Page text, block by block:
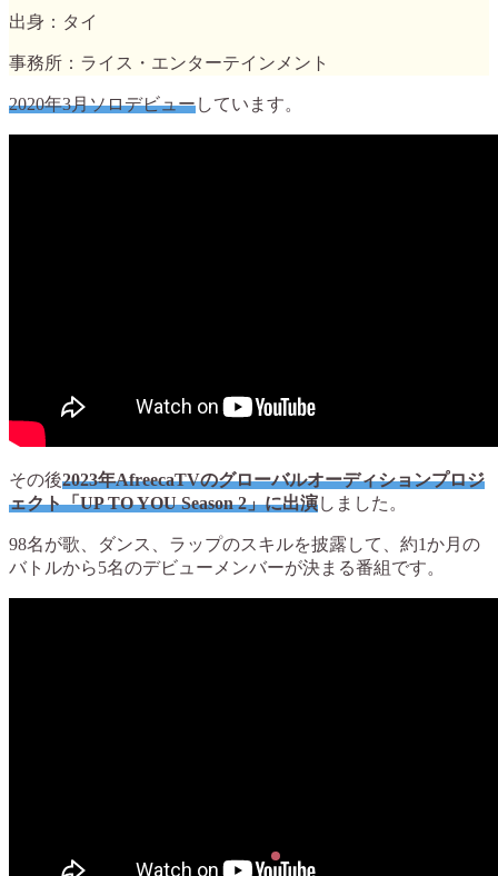
出身：タイ
事務所：ライス・エンターテインメント
2020年3月ソロデビューしています。
その後2023年AfreecaTVのグローバルオーディションプロジ
ェクト「UP TO YOU Season 2」に出演しました。
98名が歌、ダンス、ラップのスキルを披露して、約1か月の
バトルから5名のデビューメンバーが決まる番組です。